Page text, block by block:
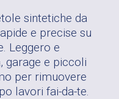
sintetiche da
e precise su
Leggero e
garage e piccoli
per rimuovere
lavori fai-da-te.